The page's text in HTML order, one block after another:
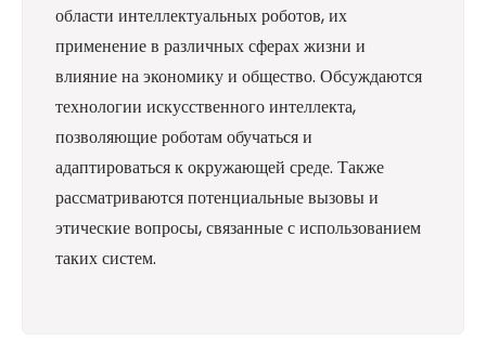
области интеллектуальных роботов, их
применение в различных сферах жизни и
влияние на экономику и общество. Обсуждаются
технологии искусственного интеллекта,
позволяющие роботам обучаться и
адаптироваться к окружающей среде. Также
рассматриваются потенциальные вызовы и
этические вопросы, связанные с использованием
таких систем.